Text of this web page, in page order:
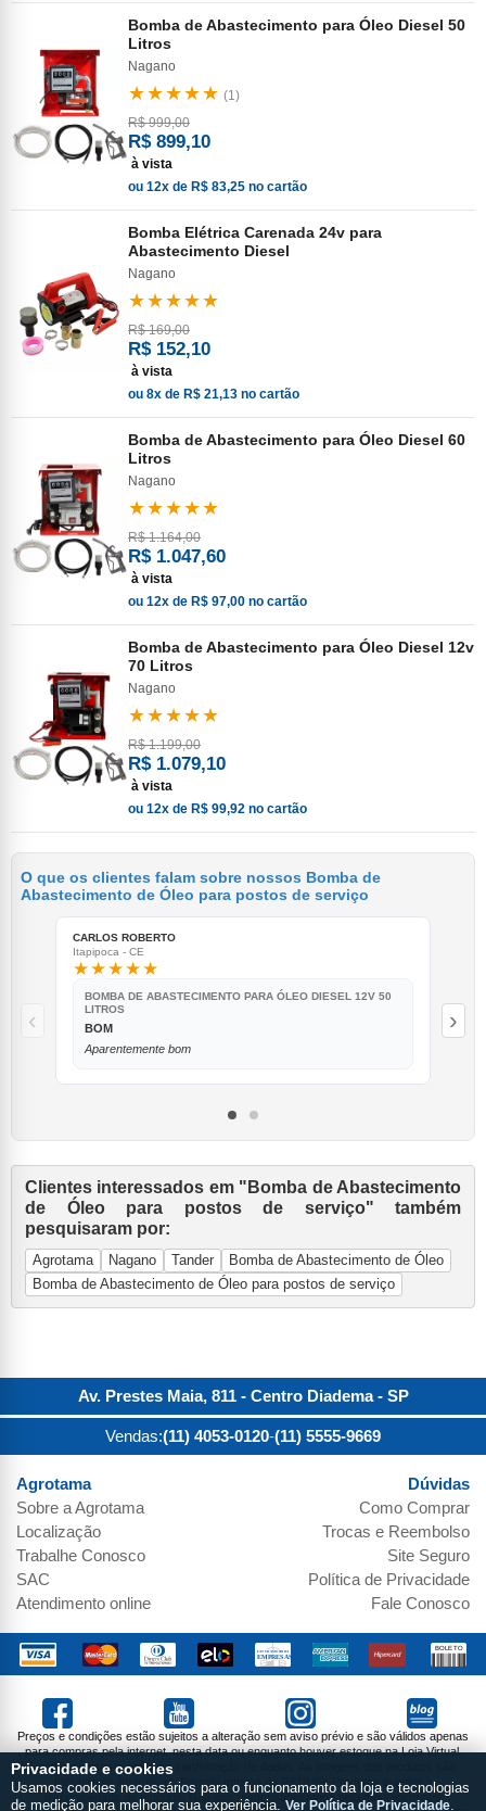
Bomba de Abastecimento para Óleo Diesel 50
Litros
Nagano
★★★★★ (1)
R$ 999,00
R$ 899,10
à vista
ou 12x de R$ 83,25 no cartão
Bomba Elétrica Carenada 24v para
Abastecimento Diesel
Nagano
★★★★★
R$ 169,00
R$ 152,10
à vista
ou 8x de R$ 21,13 no cartão
Bomba de Abastecimento para Óleo Diesel 60
Litros
Nagano
★★★★★
R$ 1.164,00
R$ 1.047,60
à vista
ou 12x de R$ 97,00 no cartão
Bomba de Abastecimento para Óleo Diesel 12v
70 Litros
Nagano
★★★★★
R$ 1.199,00
R$ 1.079,10
à vista
ou 12x de R$ 99,92 no cartão
O que os clientes falam sobre nossos Bomba de
Abastecimento de Óleo para postos de serviço
‹
CARLOS ROBERTO
Itapipoca - CE
★★★★★
BOMBA DE ABASTECIMENTO PARA ÓLEO DIESEL 12V 50
LITROS
BOM
Aparentemente bom
›
Clientes interessados em "Bomba de Abastecimento
de Óleo para postos de serviço" também
pesquisaram por:
Agrotama Nagano Tander
Bomba de Abastecimento de Óleo
Bomba de Abastecimento de Óleo para postos de serviço
Av. Prestes Maia, 811 - Centro Diadema- SP
Vendas:(11) 4053-0120-(11) 5555-9669
Agrotama
Sobre aAgrotama
Localização
Trabalhe Conosco
SAC
Atendimento online
Dúvidas
Como Comprar
Trocas e Reembolso
Site Seguro
Política de Privacidade
Fale Conosco
Preços e condições estão sujeitos a alteração sem aviso prévio e são válidos apenas
para compras pela internet, nesta data ou enquanto houver estoque na Loja Virtual.
Vendas sujeitas a análise e confirmação de dados. As imagens dos produtos são
meramente ilustrativas. Parcela mínima de R$19,99. Produtos sujeitos a
disponibilidade de estoque. Não nos responsabilizamos pela montagem dos
Privacidade e cookies
Usamos cookies necessários para o funcionamento da loja e tecnologias
de medição para melhorar sua experiência. Ver Política de Privacidade.